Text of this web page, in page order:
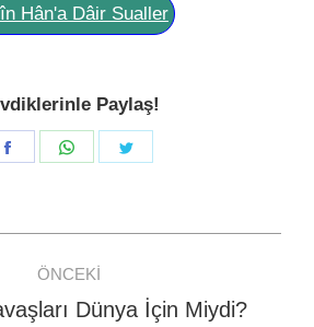
Hân'a Dâir Sualler
Paylaş!
Share
Share
ÖNCEKI
Previous
Dünya İçin Miydi?